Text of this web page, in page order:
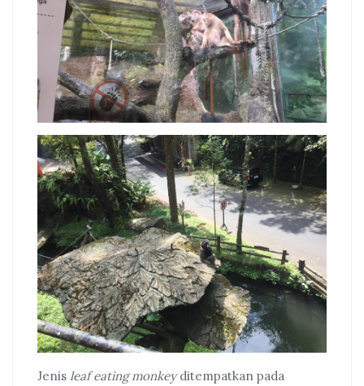
Jenis leaf eating monkeyditempatkan pada